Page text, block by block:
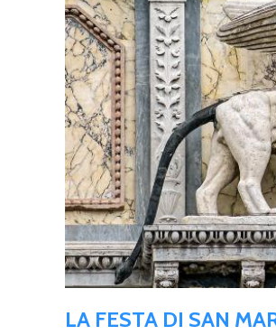
LA FESTA DI SAN